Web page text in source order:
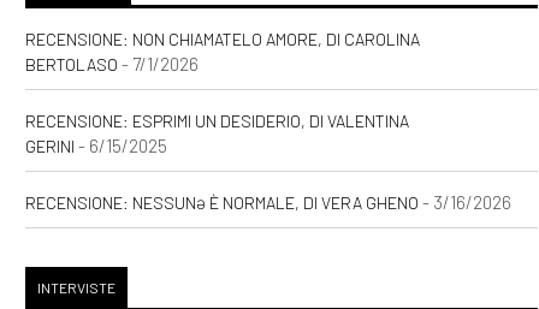
RECENSIONE: NON CHIAMATELO AMORE, DI CAROLINA
BERTOLASO - 7/1/2026
RECENSIONE: ESPRIMI UN DESIDERIO, DI VALENTINA
GERINI - 6/15/2025
RECENSIONE: NESSUNƏ È NORMALE, DI VERA GHENO - 3/16/2026
INTERVISTE